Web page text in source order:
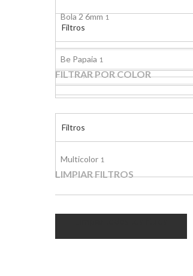
Bola 2 6mm1
Bola 2 9mm
Bola 2,9 6mm1
Filtros
Be Papaia 1
FILTRAR POR COLOR
Filtros
Multicolor 1
LIMPIAR FILTROS